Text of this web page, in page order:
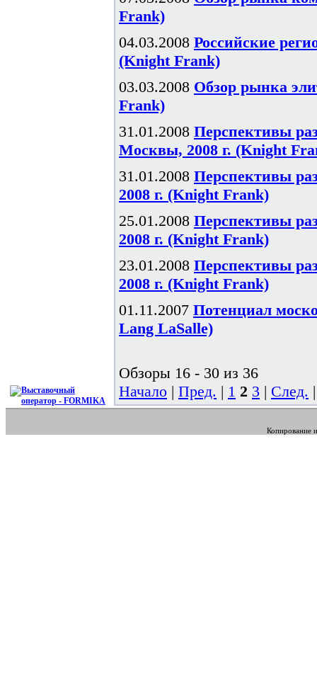
Frank)
04.03.2008 Российские
(Knight Frank)
03.03.2008 Обзор рынка
Frank)
31.01.2008 Перспективы
Москвы, 2008 г. (Knight
31.01.2008 Перспективы
2008 г. (Knight Frank)
25.01.2008 Перспективы
2008 г. (Knight Frank)
23.01.2008 Перспективы
2008 г. (Knight Frank)
01.11.2007 Потенциал
Lang LaSalle)
Обзоры 16 - 30 из 36
Начало | Пред. | 1 2 3 | След.
Копирование